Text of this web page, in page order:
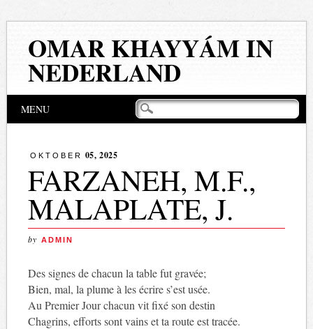
OMAR KHAYYÁM IN
NEDERLAND
Hoofdmenu
MENU
OKTOBER 05, 2025
FARZANEH, M.F.,
MALAPLATE, J.
by ADMIN
Des signes de chacun la table fut gravée;
Bien, mal, la plume à les écrire s’est usée.
Au Premier Jour chacun vit fixé son destin
Chagrins, efforts sont vains et ta route est tracée.